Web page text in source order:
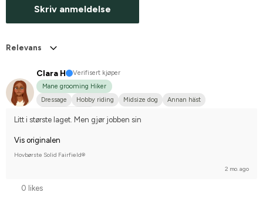
Skriv anmeldelse
Relevans
Clara H
Verifisert kjøper
Mane grooming Hiker
Dressage
Hobby riding Midsize dog
Annan häst
Litt i største laget. Men gjør jobben sin
Vis originalen
Hovbørste Solid Fairfield®
2 mo. ago
0 likes